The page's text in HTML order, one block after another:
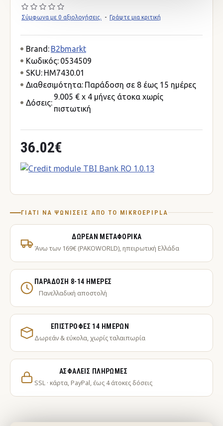
Σύμφωνα με 0 αξιολογήσεις. - Γράψτε μια κριτική
36.02€
Brand: B2bmarkt
Κωδικός: 0534509
SKU: HM7430.01
Διαθεσιμότητα: Παράδοση σε 8 έως 15 ημέρες
Δόσεις:
9.005 € x 4 μήνες άτοκα χωρίς
πιστωτική
ΓΙΑΤΊ ΝΑ ΨΩΝΊΣΕΙΣ ΑΠΌ ΤΟ MIKROEPIPLA
ΔΩΡΕΆΝ ΜΕΤΑΦΟΡΙΚΆ
Άνω των 169€ (PAKOWORLD), ηπειρωτική Ελλάδα
ΠΑΡΆΔΟΣΗ 8-14 ΗΜΈΡΕΣ
Πανελλαδική αποστολή
ΕΠΙΣΤΡΟΦΈΣ 14 ΗΜΕΡΏΝ
Δωρεάν & εύκολα, χωρίς ταλαιπωρία
ΑΣΦΑΛΕΊΣ ΠΛΗΡΩΜΈΣ
SSL · κάρτα, PayPal, έως 4 άτοκες δόσεις